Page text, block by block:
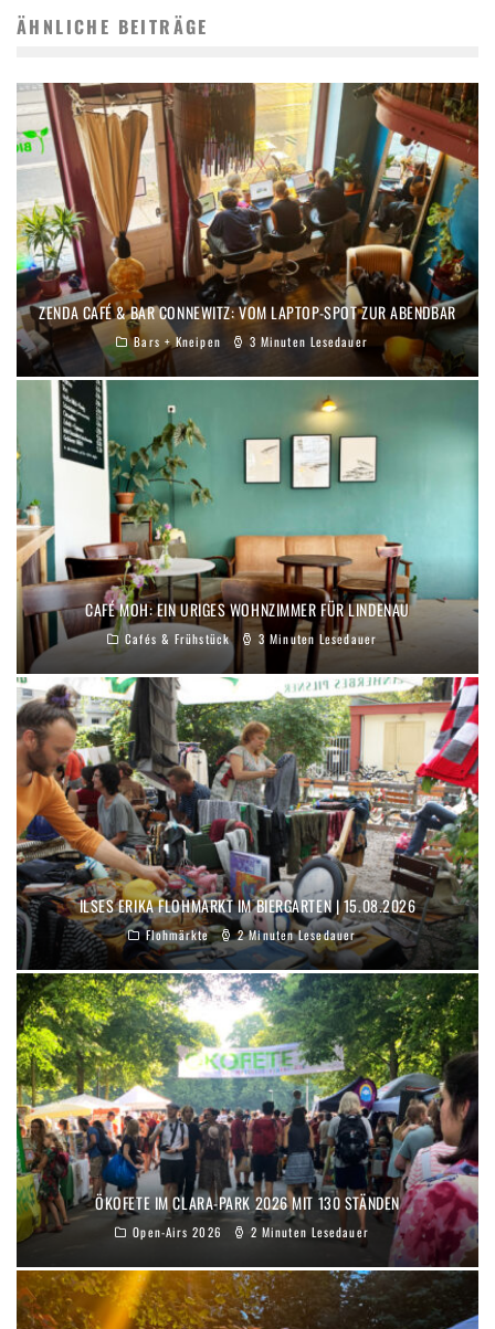
ÄHNLICHE BEITRÄGE
ZENDA CAFÉ & BAR CONNEWITZ: VOM LAPTOP-SPOT ZUR ABENDBAR
Bars + Kneipen 3 Minuten Lesedauer
CAFÉ MOH: EIN URIGES WOHNZIMMER FÜR LINDENAU
Cafés & Frühstück 3 Minuten Lesedauer
ILSES ERIKA FLOHMARKT IM BIERGARTEN | 15.08.2026
Flohmärkte 2 Minuten Lesedauer
ÖKOFETE IM CLARA-PARK 2026 MIT 130 STÄNDEN
Open-Airs 2026 2 Minuten Lesedauer